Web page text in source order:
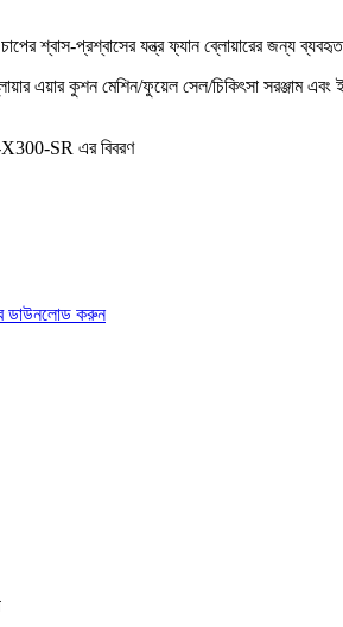
চাপের শ্বাস-প্রশ্বাসের যন্ত্র ফ্যান ব্লোয়ারের জন্য
এয়ার কুশন মেশিন/ফুয়েল সেল/চিকিৎসা সরঞ্জাম
SR এর বিবরণ
ডাউনলোড করুন